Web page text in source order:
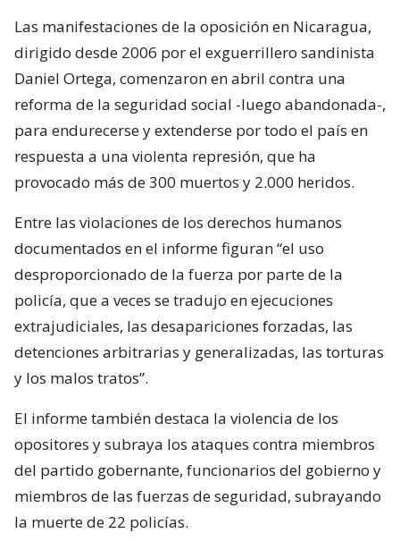
Las manifestaciones de la oposición en Nicaragua,
dirigido desde 2006 por el exguerrillero sandinista
Daniel Ortega, comenzaron en abril contra una
reforma de la seguridad social -luego abandonada-,
para endurecerse y extenderse por todo el país en
respuesta a una violenta represión, que ha
provocado más de 300 muertos y 2.000 heridos.
Entre las violaciones de los derechos humanos
documentados en el informe figuran “el uso
desproporcionado de la fuerza por parte de la
policía, que a veces se tradujo en ejecuciones
extrajudiciales, las desapariciones forzadas, las
detenciones arbitrarias y generalizadas, las torturas
y los malos tratos”.
El informe también destaca la violencia de los
opositores y subraya los ataques contra miembros
del partido gobernante, funcionarios del gobierno y
miembros de las fuerzas de seguridad, subrayando
la muerte de 22 policías.